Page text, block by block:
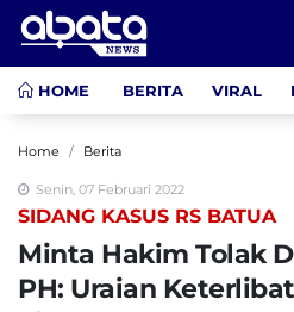
HOME BERITA VIRAL
Home Berita
Senin, 07 Februari 2022
SIDANG KASUS RS BATUA
Minta Hakim Tolak
PH: Uraian